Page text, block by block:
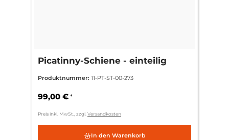
Picatinny-Schiene - einteilig
Produktnummer: 11-PT-ST-00-273
99,00 € *
Preis inkl. MwSt., zzgl.Versandkosten
In den Warenkorb